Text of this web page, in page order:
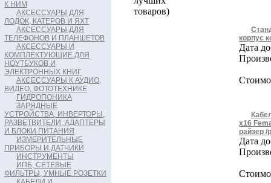
К НИМ
АКСЕССУАРЫ ДЛЯ
ЛОДОК, КАТЕРОВ И ЯХТ
АКСЕССУАРЫ ДЛЯ
ТЕЛЕФОНОВ И ПЛАНШЕТОВ
АКСЕССУАРЫ И
КОМПЛЕКТУЮЩИЕ ДЛЯ
НОУТБУКОВ И
ЭЛЕКТРОННЫХ КНИГ
АКСЕССУАРЫ К АУДИО,
ВИДЕО, ФОТОТЕХНИКЕ
ГИДРОПОНИКА
ЗАРЯДНЫЕ
УСТРОЙСТВА, ИНВЕРТОРЫ,
РАЗВЕТВИТЕЛИ, АДАПТЕРЫ
И БЛОКИ ПИТАНИЯ
ИЗМЕРИТЕЛЬНЫЕ
ПРИБОРЫ И ДАТЧИКИ
ИНСТРУМЕНТЫ
ИПБ, СЕТЕВЫЕ
ФИЛЬТРЫ, УМНЫЕ РОЗЕТКИ
товаров)
корпус
Дата
x16
райзер /
Дата